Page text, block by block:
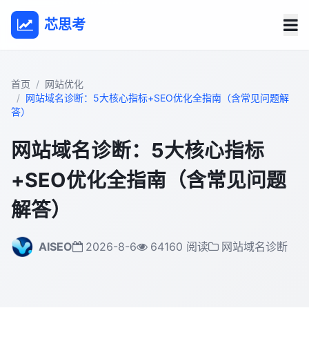
芯思考
首页
网站优化
网站域名诊断：5大核心指标+SEO优化全指南（含常见问题解
答）
网站域名诊断：5大核心指标
+SEO优化全指南（含常见问题
解答）
AISEO 2026-8-6 64160 阅读 网站域名诊断